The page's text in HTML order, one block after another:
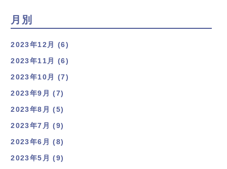
月別
2023年12月 (6)
2023年11月 (6)
2023年10月 (7)
2023年9月 (7)
2023年8月 (5)
2023年7月 (9)
2023年6月 (8)
2023年5月 (9)